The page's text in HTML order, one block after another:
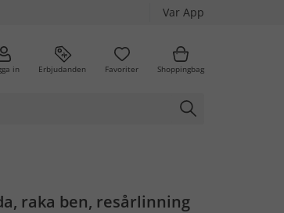
Var App
in Erbjudanden Favoriter Shoppingbag
raka ben, resårlinning